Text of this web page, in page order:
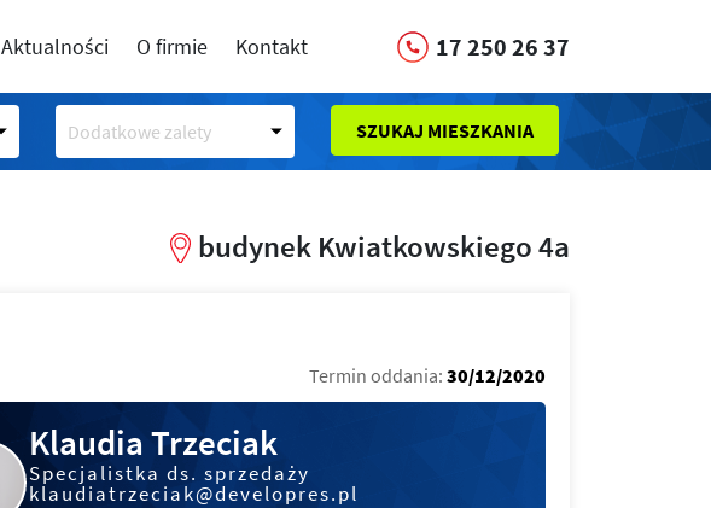
Aktualności O firmie Kontakt 17 250 26 37
Dodatkowe zalety SZUKAJ MIESZKANIA
budynek Kwiatkowskiego 4a
Termin oddania: 30/12/2020
Klaudia Trzeciak
Specjalistka ds. sprzedaży
klaudiatrzeciak@developres.pl